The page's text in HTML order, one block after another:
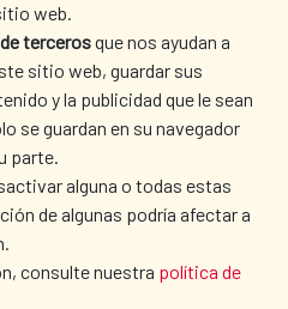
web.
tercerosque nos ayudan a
sitio web, guardar sus
y la publicidad que le sean
se guardan en su navegador
parte.
alguna o todas estas
de algunas podría afectar a
consulte nuestra política de
LIBRARY